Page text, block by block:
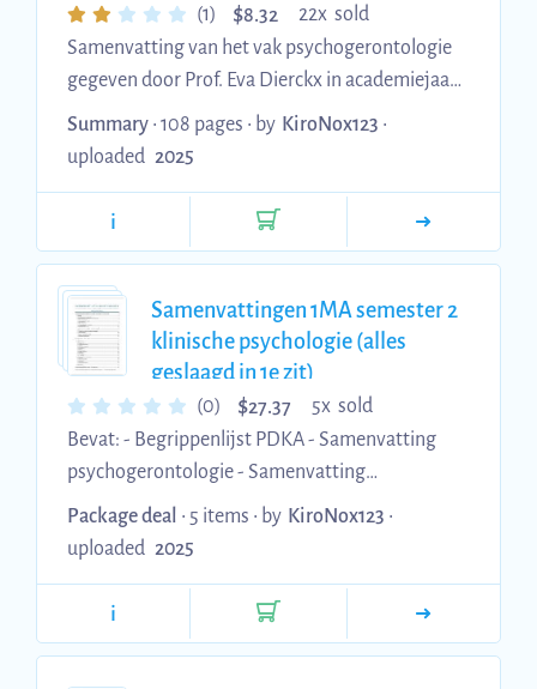
(1) $8.32
22x sold
Samenvatting van het vak psychogerontologie
gegeven door Prof. Eva Dierckx in academiejaar
24'-25'. Ik vul de samenvatting elke week aan, en
vertrek vanuit de powerpoints. Er kunnen in het
probeer ik ze er uit te halen.
Summary • 108 pages • by KiroNox123 •
uploaded 2025
i
Samenvattingen 1MA semester 2
klinische psychologie (alles
geslaagd in 1e zit)
(0) $27.37
5x sold
Bevat: - Begrippenlijst PDKA - Samenvatting
psychogerontologie - Samenvatting
eerstelijnspsychologie - Samenvatting klinisch
biologische psychologie - Samenvatting
Package deal • 5 items • by KiroNox123 •
uploaded 2025
i